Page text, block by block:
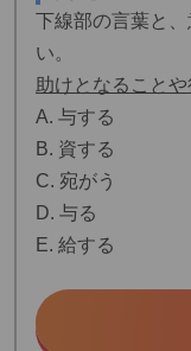
下線部の言葉と
い。
助けとなること
A. 与する
B. 資する
C. 宛がう
D. 与る
E. 給する